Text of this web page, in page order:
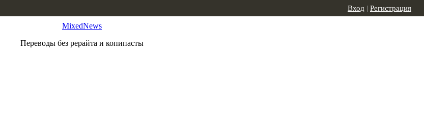
MixedNews
Переводы без рерайта и копипасты
Вход | Регистрация